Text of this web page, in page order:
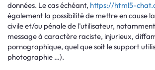
données. Le cas échéant, https://html5-
également la possibilité de mettre en cause
civile et/ou pénale de l’utilisateur,
message à caractère raciste, injurieux,
pornographique, quel que soit le support
photographie …).